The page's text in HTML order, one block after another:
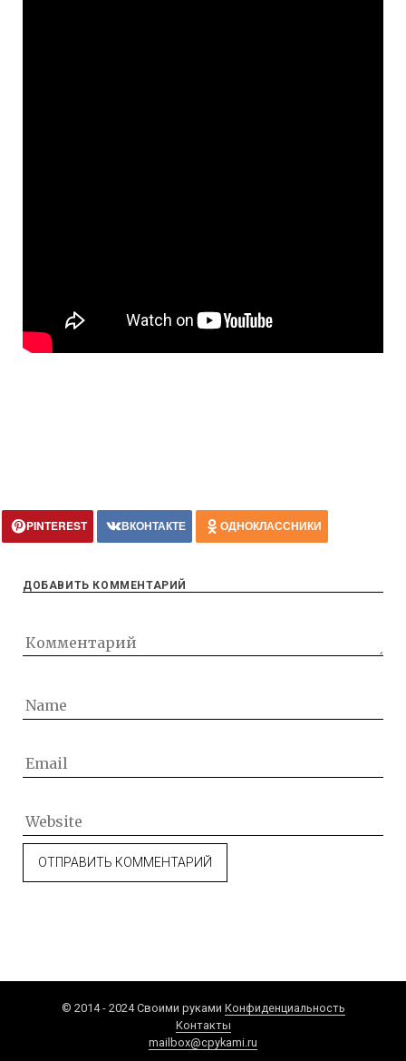
PINTEREST ВКОНТАКТЕ ОДНОКЛАССНИКИ
ДОБАВИТЬ КОММЕНТАРИЙ
© 2014 - 2024 Своими руками Конфиденциальность
Контакты
mailbox@cpykami.ru